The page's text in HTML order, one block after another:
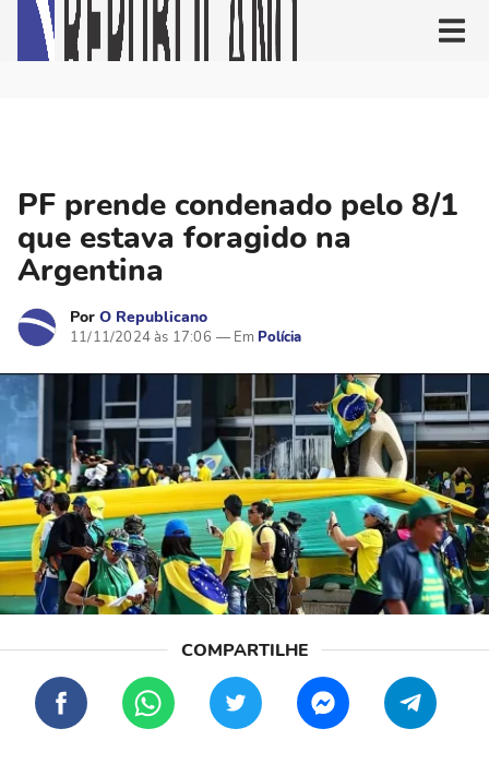
PF prende condenado pelo 8/1
que estava foragido na
Argentina
Por O Republicano
11/11/2024 às 17:06 Polícia